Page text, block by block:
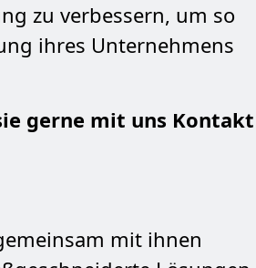
zu verbessern, um so
ihres Unternehmens
gerne mit uns Kontakt
mit ihnen